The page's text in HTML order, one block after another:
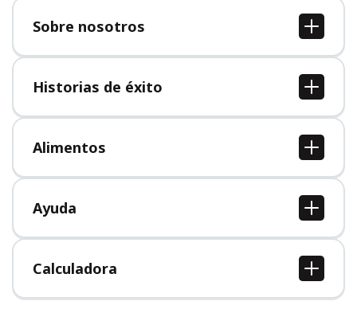
Sobre nosotros
Sobre nosotros
Empleo
Prensa
Historias de éxito
Todas las historias de éxito
Alimentos
Todos los alimentos
Ayuda
Centro de ayuda
Calculadora
Calcular IMC